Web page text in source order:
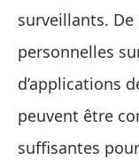
surveillants.
personnelles
d’applications
peuvent être
suffisantes